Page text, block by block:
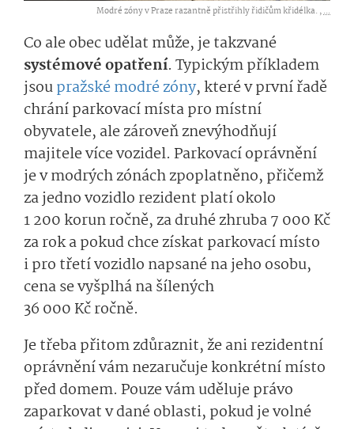
Modré zóny v Praze razantně přistřihly řidičům křidélka. ,...
Co ale obec udělat může, je takzvané
systémové opatření. Typickým příkladem
jsoupražské modré zóny, které v první řadě
chrání parkovací místa pro místní
obyvatele, ale zároveň znevýhodňují
majitele více vozidel. Parkovací oprávnění
je v modrých zónách zpoplatněno, přičemž
za jedno vozidlo rezident platí okolo
1 200 korun ročně, za druhé zhruba 7 000 Kč
za rok a pokud chce získat parkovací místo
i pro třetí vozidlo napsané na jeho osobu,
cena se vyšplhá na šílených
36 000 Kč ročně.
Je třeba přitom zdůraznit, že ani rezidentní
oprávnění vám nezaručuje konkrétní místo
před domem. Pouze vám uděluje právo
zaparkovat v dané oblasti, pokud je volné